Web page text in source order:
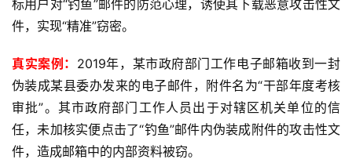
标用户对“钓鱼”邮件的防范心理，诱使其下载恶意攻击性文
件，实现“精准”窃密。
真实案例： 2019年，某市政府部门工作电子邮箱收到一封
伪装成某县委办发来的电子邮件，附件名为“干部年度考核
审批”。其市政府部门工作人员出于对辖区机关单位的信
任，未加核实便点击了“钓鱼”邮件内伪装成附件的攻击性文
件，造成邮箱中的内部资料被窃。